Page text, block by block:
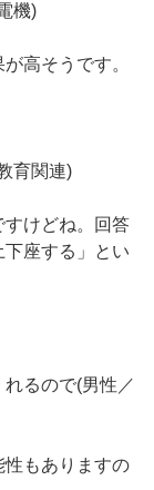
機)
高そうです。
育関連)
すけどね。回答
座する」とい
れるので(男性／
もありますの